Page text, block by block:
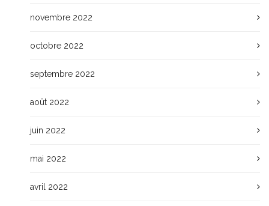
novembre 2022
octobre 2022
septembre 2022
août 2022
juin 2022
mai 2022
avril 2022